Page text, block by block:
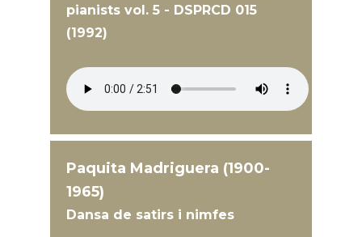
pianists vol. 5 - DSPRCD 015
(1992)
Paquita Madriguera (1900-
1965)
Dansa de satirs i nimfes